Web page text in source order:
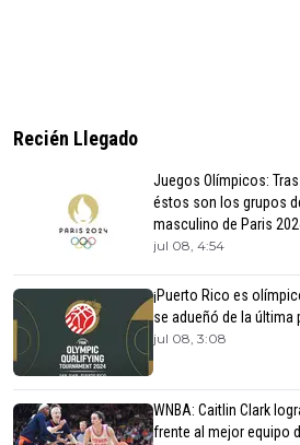
Recién Llegado
Juegos Olímpicos:
éstos son los grupos
masculino de Paris
jul 08, 4:54
¡Puerto Rico es
se adueñó de la última
jul 08, 3:08
WNBA: Caitlin Clark
frente al mejor equipo